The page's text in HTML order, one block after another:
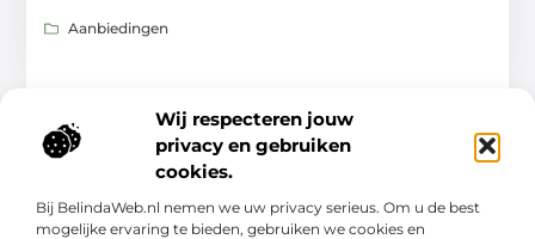
Wij respecteren jouw
privacy en gebruiken
cookies.
Bij BelindaWeb.nl nemen we uw privacy serieus. Om u de best
mogelijke ervaring te bieden, gebruiken we cookies en
Aanbiedingen